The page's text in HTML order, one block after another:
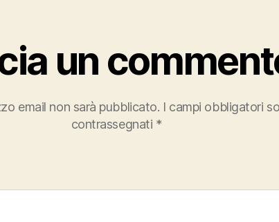
un
email non sarà pubblicato. I campi obbligatori
contrassegnati *